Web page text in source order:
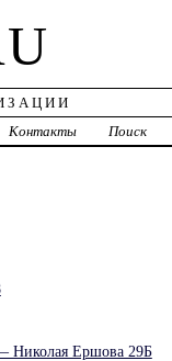
Контакты Поиск
Николая Ершова 29Б